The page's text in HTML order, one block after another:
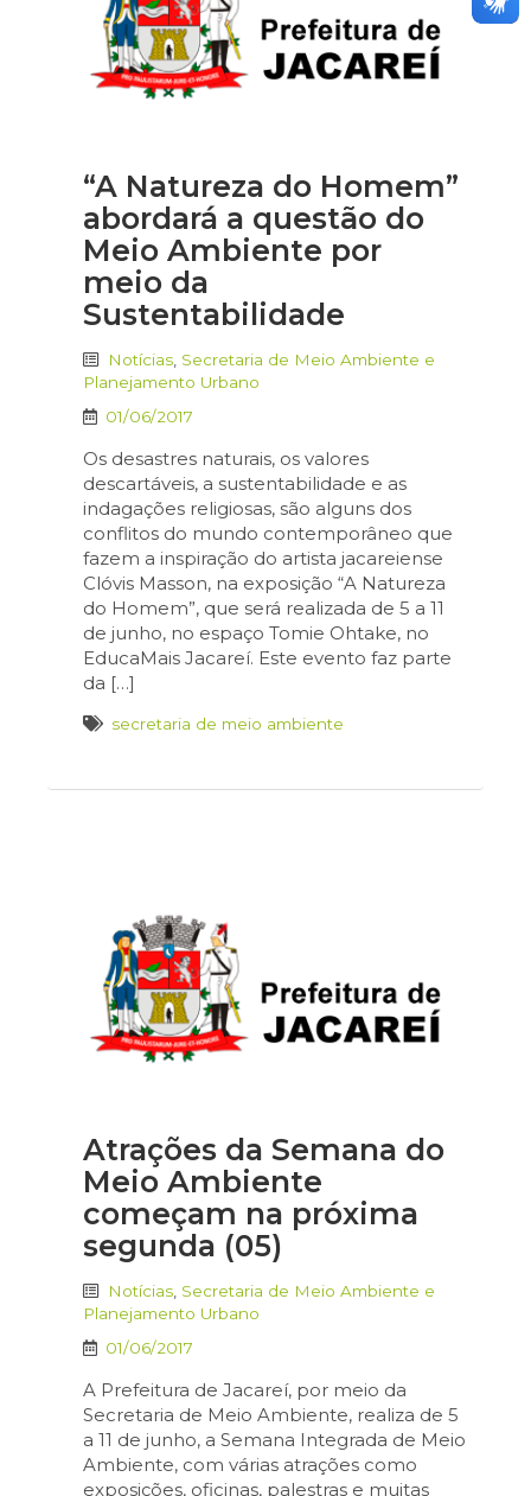
“A Natureza do Homem”
abordará a questão do
Meio Ambiente por
meio da
Sustentabilidade
Notícias Secretaria de Meio Ambiente e
Planejamento Urbano
01/06/2017
Os desastres naturais, os valores
descartáveis, a sustentabilidade e as
indagações religiosas, são alguns dos
conflitos do mundo contemporâneo que
fazem a inspiração do artista jacareiense
Clóvis Masson, na exposição “A Natureza
do Homem”, que será realizada de 5 a 11
de junho, no espaço Tomie Ohtake, no
EducaMais Jacareí. Este evento faz parte
da […]
secretaria de meio ambiente
Atrações da Semana do
Meio Ambiente
começam na próxima
segunda (05)
Notícias Secretaria de Meio Ambiente e
Planejamento Urbano
01/06/2017
A Prefeitura de Jacareí, por meio da
Secretaria de Meio Ambiente, realiza de 5
a 11 de junho, a Semana Integrada de Meio
Ambiente, com várias atrações como
exposições, oficinas, palestras e muitas